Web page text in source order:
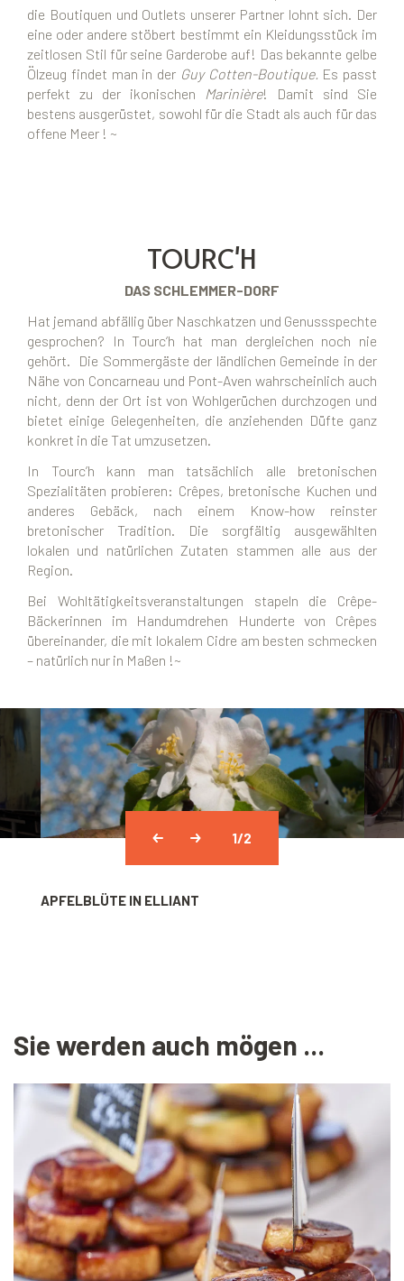
die Boutiquen und Outlets unserer Partner lohnt sich. Der
eine oder andere stöbert bestimmt ein Kleidungsstück im
zeitlosen Stil für seine Garderobe auf! Das bekannte gelbe
Ölzeug findet man in der Guy Cotten-Boutique. Es passt
perfekt zu der ikonischen
Marinière! Damit sind Sie
bestens ausgerüstet, sowohl für die Stadt als auch für das
offene Meer ! ~
TOURC'H
DAS SCHLEMMER-DORF
Hat jemand abfällig über Naschkatzen und Genussspechte
gesprochen? In Tourc‘h hat man dergleichen noch nie
gehört. Die Sommergäste der ländlichen Gemeinde in der
Nähe von Concarneau und Pont-Aven wahrscheinlich auch
nicht, denn der Ort ist von Wohlgerüchen durchzogen und
bietet einige Gelegenheiten, die anziehenden Düfte ganz
konkret in die Tat umzusetzen.
In Tourc’h kann man tatsächlich alle bretonischen
Spezialitäten probieren: Crêpes, bretonische Kuchen und
anderes Gebäck, nach einem Know-how reinster
bretonischer Tradition. Die sorgfältig ausgewählten
lokalen und natürlichen Zutaten stammen alle aus der
Region.
Bei Wohltätigkeitsveranstaltungen stapeln die Crêpe-
Bäckerinnen im Handumdrehen Hunderte von Crêpes
übereinander, die mit lokalem Cidre am besten schmecken
– natürlich nur in Maßen !~
APFELBLÜTE IN ELLIANT
1/2
Sie werden auch mögen ...